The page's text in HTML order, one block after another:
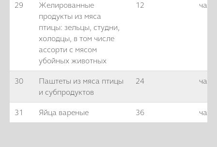
29
Желированные
продукты из мяса
птицы: зельцы, студни,
холодцы, в том числе
ассорти с мясом
убойных животных
12
30
Паштеты из мяса птицы
и субпродуктов
24 часа
31 Яйца вареные 36